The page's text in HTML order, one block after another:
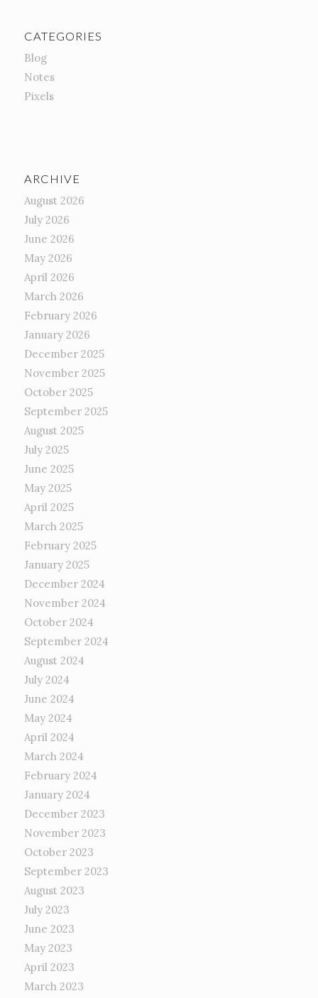
CATEGORIES
Blog
Notes
Pixels
ARCHIVE
August 2026
July 2026
June 2026
May 2026
April 2026
March 2026
February 2026
January 2026
December 2025
November 2025
October 2025
September 2025
August 2025
July 2025
June 2025
May 2025
April 2025
March 2025
February 2025
January 2025
December 2024
November 2024
October 2024
September 2024
August 2024
July 2024
June 2024
May 2024
April 2024
March 2024
February 2024
January 2024
December 2023
November 2023
October 2023
September 2023
August 2023
July 2023
June 2023
May 2023
April 2023
March 2023